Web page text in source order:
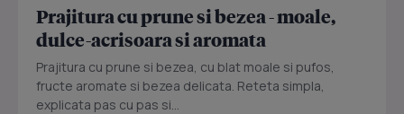
Prajitura cu prune si bezea - moale,
dulce-acrisoara si aromata
Prajitura cu prune si bezea, cu blat moale si pufos,
fructe aromate si bezea delicata. Reteta simpla,
explicata pas cu pas si...